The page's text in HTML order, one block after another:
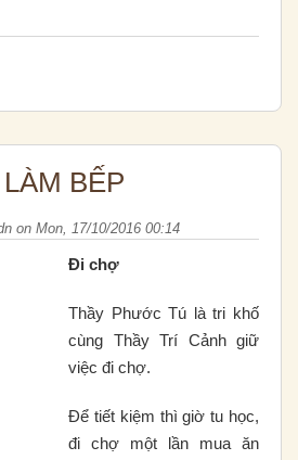
BẾP
on Mon, 17/10/2016 00:14
Ði chợ
Thầy Phước Tú là tri khố
cùng Thầy Trí Cảnh giữ
việc đi chợ.
Ðể tiết kiệm thì giờ tu học,
đi chợ một lần mua ăn